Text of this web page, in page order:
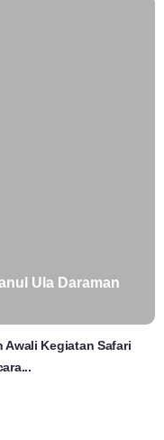
Ula Daraman
Awali Kegiatan Safari